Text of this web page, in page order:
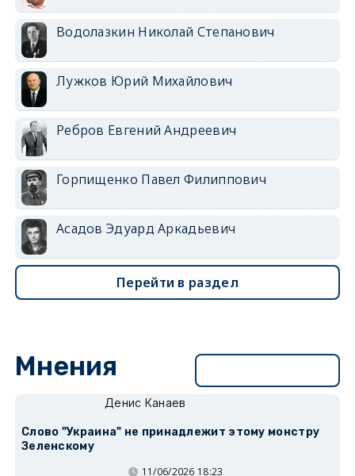
Водолазкин Николай Степанович
Лужков Юрий Михайлович
Ребров Евгений Андреевич
Горпищенко Павел Филиппович
Асадов Эдуард Аркадьевич
Перейти в раздел
Мнения
Денис Канаев
Слово "Украина" не принадлежит этому монстру
Зеленскому
11/06/2026 18:23